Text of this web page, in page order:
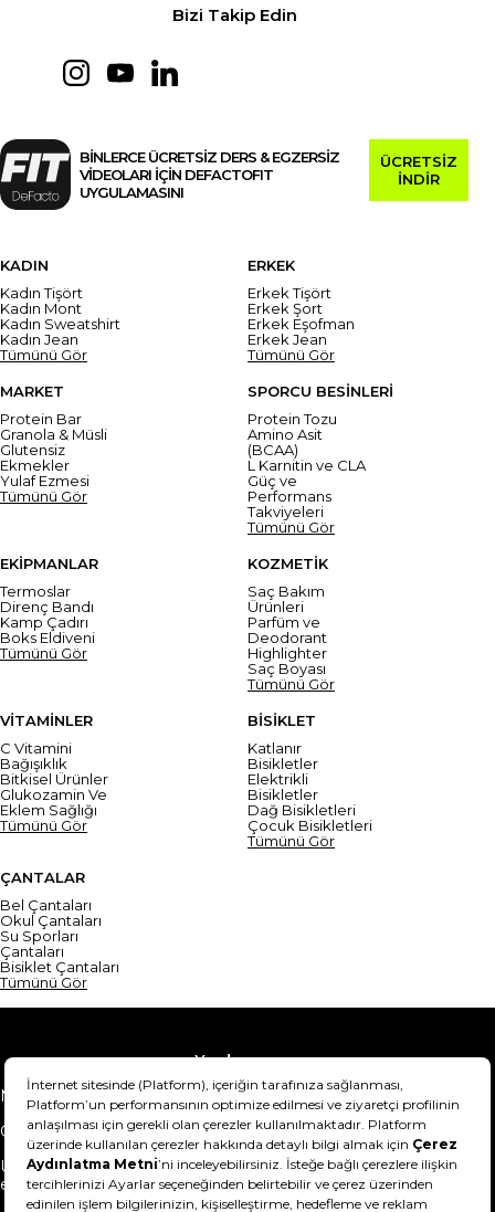
Bizi Takip Edin
BİNLERCE ÜCRETSİZ DERS & EGZERSİZ
VİDEOLARI İÇİN DEFACTOFIT
UYGULAMASINI
ÜCRETSİZ
İNDİR
KADIN
Kadın Tişört
Kadın Mont
Kadın Sweatshirt
Kadın Jean
Tümünü Gör
ERKEK
Erkek Tişört
Erkek Şort
Erkek Eşofman
Erkek Jean
Tümünü Gör
MARKET
Protein Bar
Granola & Müsli
Glutensiz
Ekmekler
Yulaf Ezmesi
Tümünü Gör
SPORCU BESİNLERİ
Protein Tozu
Amino Asit
(BCAA)
L Karnitin ve CLA
Güç ve
Performans
Takviyeleri
Tümünü Gör
EKİPMANLAR
Termoslar
Direnç Bandı
Kamp Çadırı
Boks Eldiveni
Tümünü Gör
KOZMETİK
Saç Bakım
Ürünleri
Parfüm ve
Deodorant
Highlighter
Saç Boyası
Tümünü Gör
VİTAMİNLER
C Vitamini
Bağışıklık
Bitkisel Ürünler
Glukozamin Ve
Eklem Sağlığı
Tümünü Gör
BİSİKLET
Katlanır
Bisikletler
Elektrikli
Bisikletler
Dağ Bisikletleri
Çocuk Bisikletleri
Tümünü Gör
ÇANTALAR
Bel Çantaları
Okul Çantaları
Su Sporları
Çantaları
Bisiklet Çantaları
Tümünü Gör
Yardım
Mesafeli Satış Sözleşmesi
Teslimat Bilgisi
Gizlilik Sözleşmesi
Şartlar & Koşullar
Ürünümü nasıl iade
edebilirim?
Hakkımızda